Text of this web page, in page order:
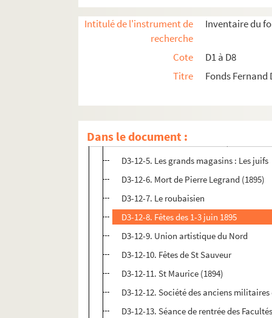
Intitulé de l'instrument de
recherche
Inventaire du
Cote
D1 à D8
Titre
Fonds Fernand
Dans le document :
D3-5. Sans titre
D3-8. Sans titre
D3-11. Sans titre
D3-12-2. Faillite J. Casse et fils
D3-12-3. Elections législatives de 26 mai
D3-12-4. La semaine lilloise (11-17
D3-12-5. Les grands magasins : Les juifs
D3-12-6. Mort de Pierre Legrand (1895)
D3-12-7. Le roubaisien
D3-12-8. Fêtes des 1-3 juin 1895
D3-12-9. Union artistique du Nord
D3-12-10. Fêtes de St Sauveur
D3-12-11. St Maurice (1894)
D3-12-12. Société des anciens
D3-12-13. Séance de rentrée des